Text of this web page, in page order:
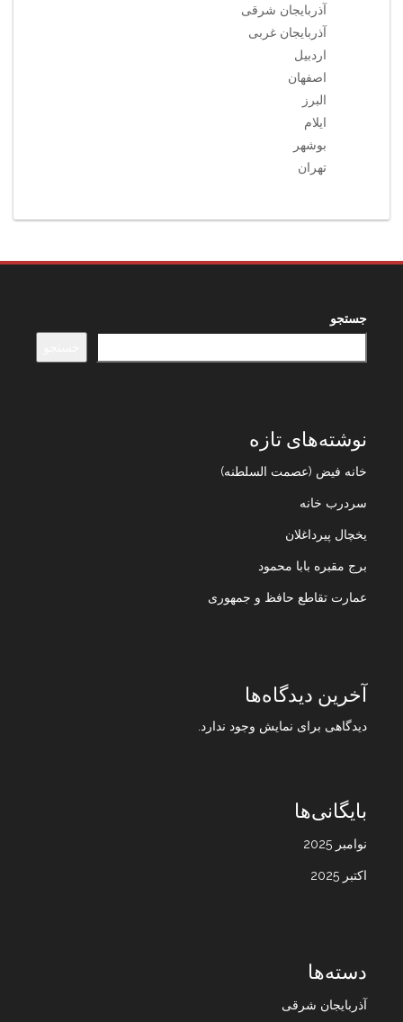
آذربایجان شرقی
آذربایجان غربی
اردبیل
اصفهان
البرز
ایلام
بوشهر
تهران
جستجو
نوشته‌های تازه
خانه فیض (عصمت السلطنه)
سردرب خانه
یخچال پیرداغلان
برج مقبره بابا محمود
عمارت تقاطع حافظ و جمهوری
آخرین دیدگاه‌ها
دیدگاهی برای نمایش وجود ندارد.
بایگانی‌ها
نوامبر 2025
اکتبر 2025
دسته‌ها
آذربایجان شرقی